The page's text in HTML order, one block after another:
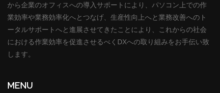
から企業のオフィスへの導入サポートにより、パソコン上での作
業効率や業務効率化へとつなげ、生産性向上へと業務改善へのト
ータルサポートへと進展させてきたことにより、これからの社会
における作業効率を促進させるべくDXへの取り組みをお手伝い致
します。
MENU